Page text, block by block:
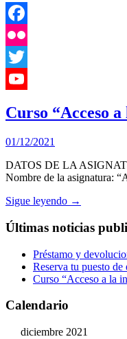
Facebook
Flickr
Twitter
Channel
Curso “Acceso
01/12/2021
DATOS DE LA
Nombre de la asignatura:
Sigue leyendo →
Últimas noticias
Préstamo y
Reserva tu puesto
Curso “Acceso a la
Calendario
diciembre 2021